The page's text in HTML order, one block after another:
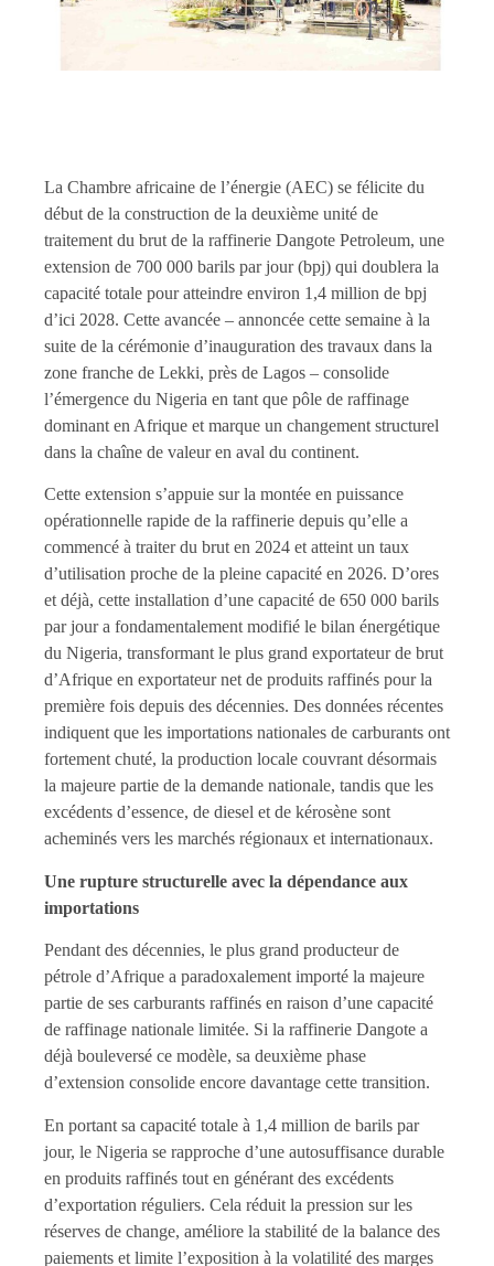
La Chambre africaine de l’énergie (AEC) se félicite du
début de la construction de la deuxième unité de
traitement du brut de la raffinerie Dangote Petroleum, une
extension de 700 000 barils par jour (bpj) qui doublera la
capacité totale pour atteindre environ 1,4 million de bpj
d’ici 2028. Cette avancée – annoncée cette semaine à la
suite de la cérémonie d’inauguration des travaux dans la
zone franche de Lekki, près de Lagos – consolide
l’émergence du Nigeria en tant que pôle de raffinage
dominant en Afrique et marque un changement structurel
dans la chaîne de valeur en aval du continent.
Cette extension s’appuie sur la montée en puissance
opérationnelle rapide de la raffinerie depuis qu’elle a
commencé à traiter du brut en 2024 et atteint un taux
d’utilisation proche de la pleine capacité en 2026. D’ores
et déjà, cette installation d’une capacité de 650 000 barils
par jour a fondamentalement modifié le bilan énergétique
du Nigeria, transformant le plus grand exportateur de brut
d’Afrique en exportateur net de produits raffinés pour la
première fois depuis des décennies. Des données récentes
indiquent que les importations nationales de carburants ont
fortement chuté, la production locale couvrant désormais
la majeure partie de la demande nationale, tandis que les
excédents d’essence, de diesel et de kérosène sont
acheminés vers les marchés régionaux et internationaux.
Une rupture structurelle avec la dépendance aux
importations
Pendant des décennies, le plus grand producteur de
pétrole d’Afrique a paradoxalement importé la majeure
partie de ses carburants raffinés en raison d’une capacité
de raffinage nationale limitée. Si la raffinerie Dangote a
déjà bouleversé ce modèle, sa deuxième phase
d’extension consolide encore davantage cette transition.
En portant sa capacité totale à 1,4 million de barils par
jour, le Nigeria se rapproche d’une autosuffisance durable
en produits raffinés tout en générant des excédents
d’exportation réguliers. Cela réduit la pression sur les
réserves de change, améliore la stabilité de la balance des
paiements et limite l’exposition à la volatilité des marges